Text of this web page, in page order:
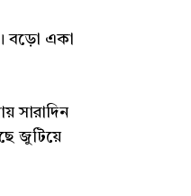
বড়ো একা
সারাদিন
জুটিয়ে